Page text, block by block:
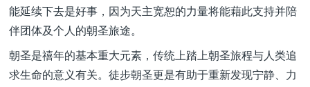
能延续下去是好事，因为天主宽恕的力量将能藉此支持并陪
伴团体及个人的朝圣旅途。
朝圣是禧年的基本重大元素，传统上踏上朝圣旅程与人类追
求生命的意义有关。徒步朝圣更是有助于重新发现宁静、力